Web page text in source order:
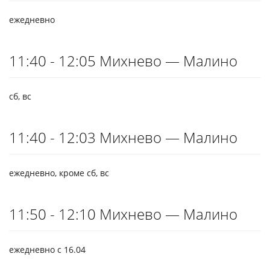
ежедневно
11:40 - 12:05 Михнево — Малино
сб, вс
11:40 - 12:03 Михнево — Малино
ежедневно, кроме сб, вс
11:50 - 12:10 Михнево — Малино
ежедневно с 16.04